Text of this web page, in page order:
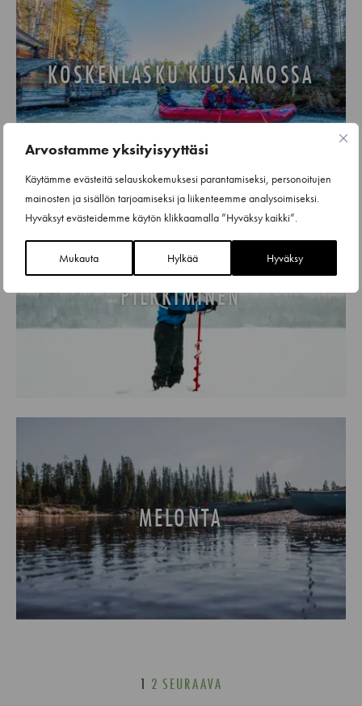
Arvostamme yksityisyyttäsi
Käytämme evästeitä selauskokemuksesi parantamiseksi, personoitujen
mainosten ja sisällön tarjoamiseksi ja liikenteemme analysoimiseksi.
Hyväksyt evästeidemme käytön klikkaamalla ”Hyväksy kaikki”.
Mukauta Hylkää Hyväksy
KOSKENLASKU KUUSAMOSSA
PILKKIMINEN
MELONTA
1 2 SEURAAVA